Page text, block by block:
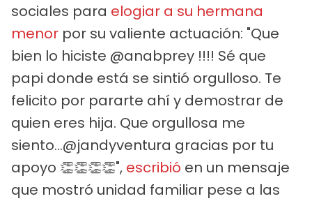
sociales para elogiar a su hermana
menor por su valiente actuación: "Que
bien lo hiciste @anabprey !!!! Sé que
papi donde está se sintió orgulloso. Te
felicito por pararte ahí y demostrar de
quien eres hija. Que orgullosa me
siento...@jandyventura gracias por tu
apoyo 👏👏👏👏", escribió en un mensaje
que mostró unidad familiar pese a las